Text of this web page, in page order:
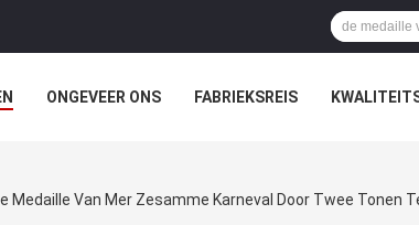
ONGEVEER ONS FABRIEKSREIS
Van Mer Zesamme Karneval Door Twee Tonen